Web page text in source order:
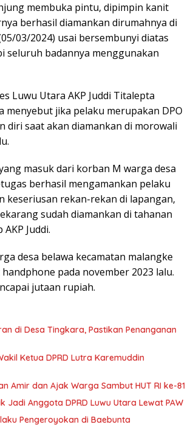
membuka pintu, dipimpin kanit
berhasil diamankan dirumahnya di
03/2024) usai bersembunyi diatas
seluruh badannya menggunakan
Luwu Utara AKP Juddi Titalepta
menyebut jika pelaku merupakan DPO
diri saat akan diamankan di morowali
masuk dari korban M warga desa
berhasil mengamankan pelaku
keseriusan rekan-rekan di lapangan,
sudah diamankan di tahanan
Juddi.
desa belawa kecamatan malangke
pada november 2023 lalu.
jutaan rupiah.
di Desa Tingkara, Pastikan Penanganan
Ketua DPRD Lutra Karemuddin
Amir dan Ajak Warga Sambut HUT RI ke-81
Jadi Anggota DPRD Luwu Utara Lewat PAW
Pengeroyokan di Baebunta